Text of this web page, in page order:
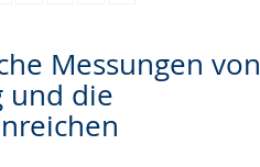
Messungen von
und die